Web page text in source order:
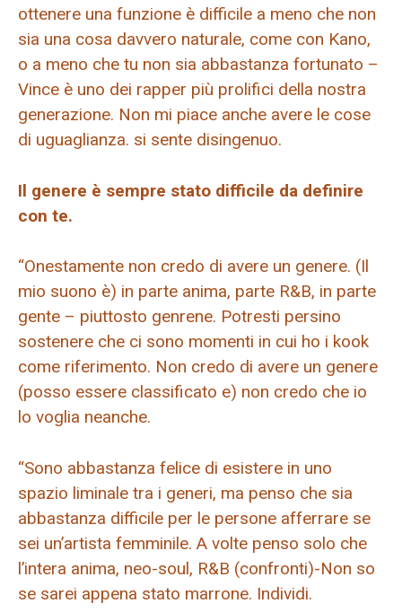
ottenere una funzione è difficile a meno che non
sia una cosa davvero naturale, come con Kano,
o a meno che tu non sia abbastanza fortunato –
Vince è uno dei rapper più prolifici della nostra
generazione. Non mi piace anche avere le cose
di uguaglianza. si sente disingenuo.
Il genere è sempre stato difficile da definire
con te.
“Onestamente non credo di avere un genere. (Il
mio suono è) in parte anima, parte R&B, in parte
gente – piuttosto genrene. Potresti persino
sostenere che ci sono momenti in cui ho i kook
come riferimento. Non credo di avere un genere
(posso essere classificato e) non credo che io
lo voglia neanche.
“Sono abbastanza felice di esistere in uno
spazio liminale tra i generi, ma penso che sia
abbastanza difficile per le persone afferrare se
sei un’artista femminile. A volte penso solo che
l’intera anima, neo-soul, R&B (confronti)-Non so
se sarei appena stato marrone. Individi.